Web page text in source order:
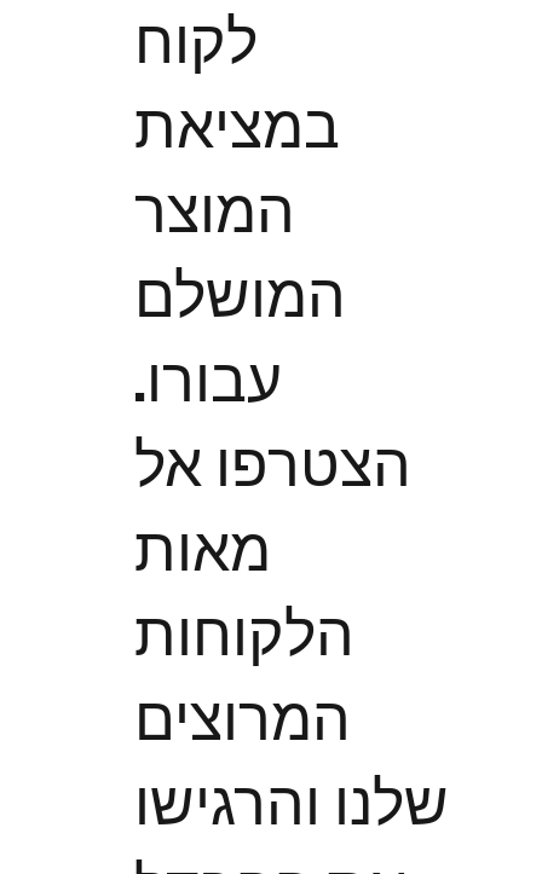
לקוח
במציאת
המוצר
המושלם
עבורו.
הצטרפו אל
מאות
הלקוחות
המרוצים
שלנו והרגישו